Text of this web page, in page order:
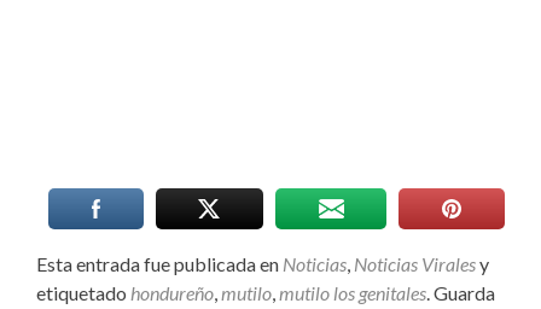
Esta entrada fue publicada en Noticias, Noticias Viralesy
etiquetado hondureño,mutilo,mutilo los genitales. Guarda